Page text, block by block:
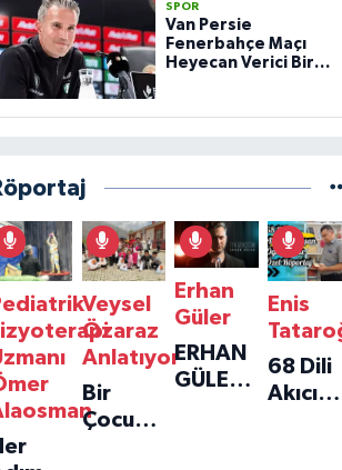
SPOR
Van Persie
Fenerbahçe Maçı
Heyecan Verici Bir
Veysel
Özaraz
Anlatıyor
Bir
Çocuğun
Erhan
Güler
ERHAN
GÜLER'IN
Enis
68 Dili
Akıcı